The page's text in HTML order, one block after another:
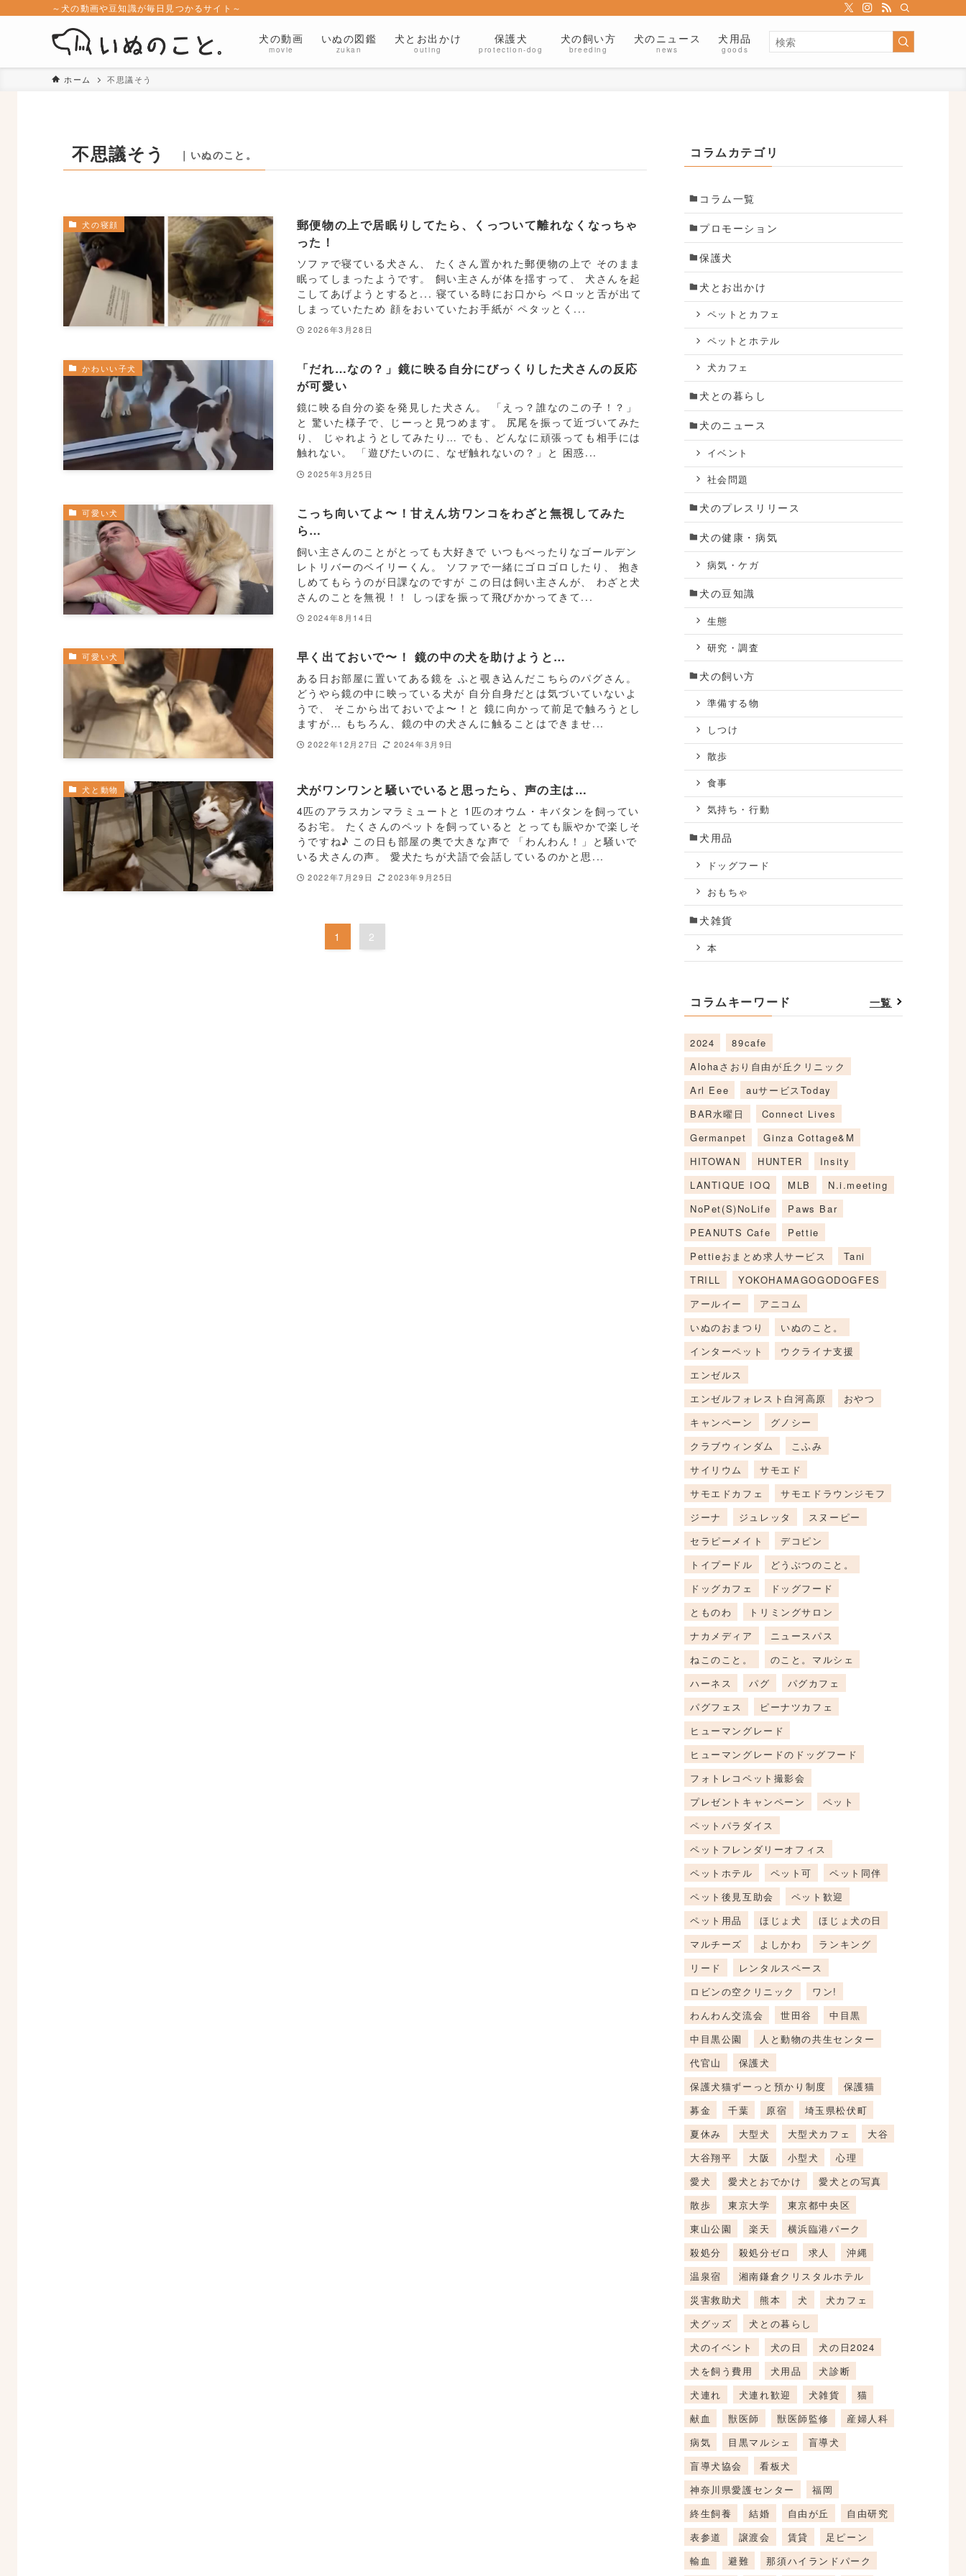
～犬の動画や豆知識が毎日見つかるサイト～
犬の動画
movie
いぬの図鑑
zukan
犬とお出かけ
outing
保護犬
protection-dog
犬の飼い方
breeding
犬のニュース
news
犬用品
goods
ホーム 不思議そう
不思議そう ｜いぬのこと。
犬の寝顔
郵便物の上で居眠りしてたら、くっついて離れなくなっちゃ
った！
ソファで寝ている犬さん、 たくさん置かれた郵便物の上で そのまま
眠ってしまったようです。 飼い主さんが体を揺すって、 犬さんを起
こしてあげようとすると... 寝ている時にお口から ペロッと舌が出て
しまっていたため 顔をおいていたお手紙が ペタッとく...
2026年3月28日
かわいい子犬
「だれ…なの？」鏡に映る自分にびっくりした犬さんの反応
が可愛い
鏡に映る自分の姿を発見した犬さん。 「えっ？誰なのこの子！？」
と 驚いた様子で、じーっと見つめます。 尻尾を振って近づいてみた
り、 じゃれようとしてみたり… でも、どんなに頑張っても相手には
触れない。 「遊びたいのに、なぜ触れないの？」と 困惑...
2025年3月25日
可愛い犬
こっち向いてよ〜！甘えん坊ワンコをわざと無視してみた
ら…
飼い主さんのことがとっても大好きで いつもべったりなゴールデン
レトリバーのベイリーくん。 ソファで一緒にゴロゴロしたり、 抱き
しめてもらうのが日課なのですが この日は飼い主さんが、 わざと犬
さんのことを無視！！ しっぽを振って飛びかかってきて...
2024年8月14日
可愛い犬 早く出ておいで〜！ 鏡の中の犬を助けようと…
ある日お部屋に置いてある鏡を ふと覗き込んだこちらのパグさん。
どうやら鏡の中に映っている犬が 自分自身だとは気づいていないよ
うで、 そこから出ておいでよ〜！と 鏡に向かって前足で触ろうとし
ますが… もちろん、鏡の中の犬さんに触ることはできませ...
2022年12月27日 2024年3月9日
犬と動物 犬がワンワンと騒いでいると思ったら、声の主は…
4匹のアラスカンマラミュートと 1匹のオウム・キバタンを飼ってい
るお宅。 たくさんのペットを飼っていると とっても賑やかで楽しそ
うですね♪ この日も部屋の奥で大きな声で 「わんわん！」と騒いで
いる犬さんの声。 愛犬たちが犬語で会話しているのかと思...
2022年7月29日 2023年9月25日
1 2
コラムカテゴリ
コラム一覧
プロモーション
保護犬
犬とお出かけ
ペットとカフェ
ペットとホテル
犬カフェ
犬との暮らし
犬のニュース
イベント
社会問題
犬のプレスリリース
犬の健康・病気
病気・ケガ
犬の豆知識
生態
研究・調査
犬の飼い方
準備する物
しつけ
散歩
食事
気持ち・行動
犬用品
ドッグフード
おもちゃ
犬雑貨
本
コラムキーワード 一覧
2024
89cafe
Alohaさおり自由が丘クリニック
Arl Eee
auサービスToday
BAR水曜日
Connect Lives
Germanpet
Ginza Cottage&M
HITOWAN
HUNTER
Insity
LANTIQUE IOQ
MLB
N.i.meeting
NoPet(S)NoLife
Paws Bar
PEANUTS Cafe
Pettie
Pettieおまとめ求人サービス
Tani
TRILL
YOKOHAMAGOGODOGFES
アールイー
アニコム
いぬのおまつり
いぬのこと。
インターペット
ウクライナ支援
エンゼルス
エンゼルフォレスト白河高原
おやつ
キャンペーン
グノシー
クラブウィンダム
こふみ
サイリウム
サモエド
サモエドカフェ
サモエドラウンジモフ
ジーナ
ジュレッタ
スヌーピー
セラピーメイト
デコピン
トイプードル
どうぶつのこと。
ドッグカフェ
ドッグフード
とものわ
トリミングサロン
ナカメディア
ニュースパス
ねこのこと。
のこと。マルシェ
ハーネス
パグ
パグカフェ
パグフェス
ピーナツカフェ
ヒューマングレード
ヒューマングレードのドッグフード
フォトレコペット撮影会
プレゼントキャンペーン
ペット
ペットパラダイス
ペットフレンダリーオフィス
ペットホテル
ペット可
ペット同伴
ペット後見互助会
ペット歓迎
ペット用品
ほじょ犬
ほじょ犬の日
マルチーズ
よしかわ
ランキング
リード
レンタルスペース
ロビンの空クリニック
ワン!
わんわん交流会
世田谷
中目黒
中目黒公園
人と動物の共生センター
代官山
保護犬
保護犬猫ずーっと預かり制度
保護猫
募金
千葉 原宿
埼玉県松伏町
夏休み
大型犬 大型犬カフェ
大谷
大谷翔平
大阪 小型犬
心理
愛犬
愛犬とおでかけ
愛犬との写真
散歩
東京大学
東京都中央区
東山公園
楽天
横浜臨港パーク
殺処分
殺処分ゼロ 求人
沖縄
温泉宿
湘南鎌倉クリスタルホテル
災害救助犬
熊本 犬
犬カフェ
犬グッズ
犬との暮らし
犬のイベント
犬の日
犬の日2024
犬を飼う費用
犬用品
犬診断
犬連れ
犬連れ歓迎 犬雑貨
猫
献血
獣医師 獣医師監修
産婦人科
病気
目黒マルシェ
盲導犬
盲導犬協会
看板犬
神奈川県愛護センター
福岡
終生飼養
結婚 自由が丘
自由研究
表参道
譲渡会 賃貸
足ピーン
輸血
避難 那須ハイランドパーク